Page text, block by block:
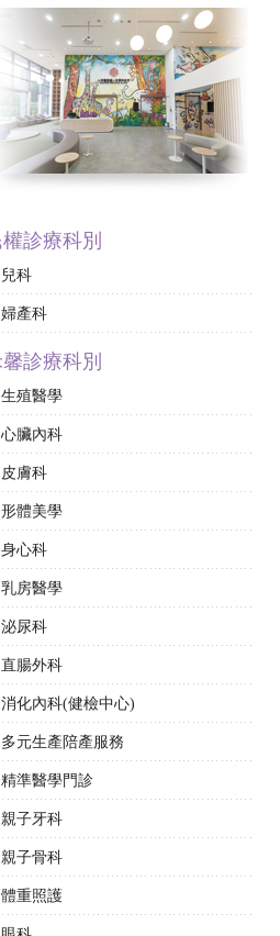
兒科
婦產科
生殖醫學
心臟內科
皮膚科
形體美學
身心科
乳房醫學
泌尿科
直腸外科
消化內科(健檢中心)
多元生產陪產服務
精準醫學門診
親子牙科
親子骨科
體重照護